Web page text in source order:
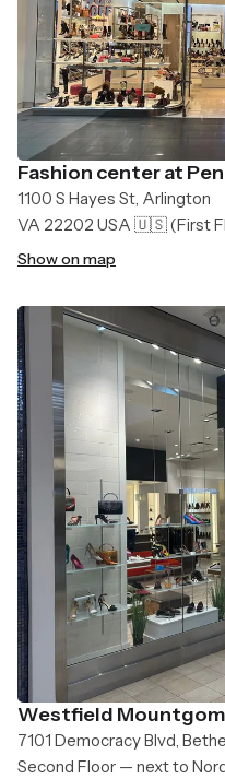
Fashion center at
1100 S Hayes St, Arlington
VA 22202 USA 🇺🇸(First
Show on map
Westfield
7101 Democracy Blvd,
Second Floor — next to